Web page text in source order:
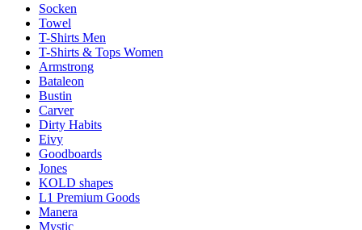
Socken
Towel
T-Shirts Men
T-Shirts & Tops Women
Armstrong
Bataleon
Bustin
Carver
Dirty Habits
Eivy
Goodboards
Jones
KOLD shapes
L1 Premium Goods
Manera
Mystic